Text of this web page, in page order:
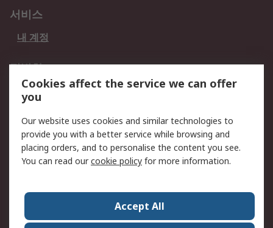
서비스
내 계정
적법한
개인 정보 보호 정책
데이터 보호
웹사이트 사용 약관
회사 소개
RS 계좌 정보
그룹사 RS Group에 대해
한국외 지역
회사 소개
Cookies affect the service we can offer
you
Our website uses cookies and similar technologies to
provide you with a better service while browsing and
placing orders, and to personalise the content you see.
You can read ourcookie policy for more information.
Accept All